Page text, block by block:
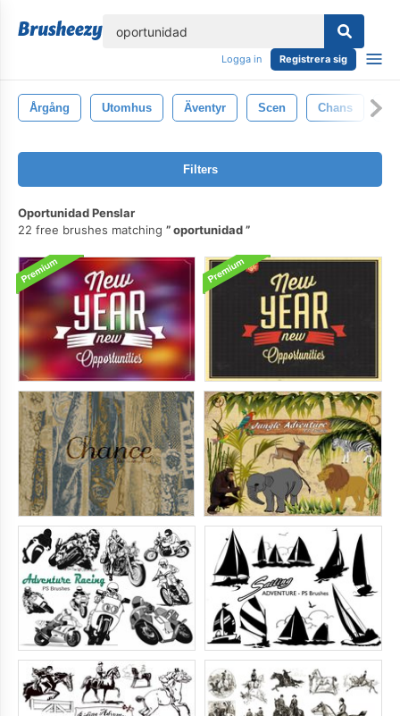
Logga in Registrera sig
Årgång Utomhus Äventyr Scen Chans
Filters
Oportunidad Penslar
22 free brushes matching
oportunidad